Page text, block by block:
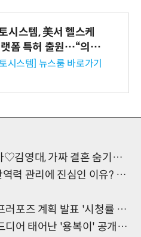
시스템, 美서 헬스케
폼 특허 출원…“의료
보험사 공략”
시스템] 뉴스룸 바로가기
, 가짜 결혼 숨기려 고군분투
진심인 이유? 건강염려증 때문"
계획 발표 '시청률 전 채널 1위'
어난 '용복이' 공개…감동 폭발